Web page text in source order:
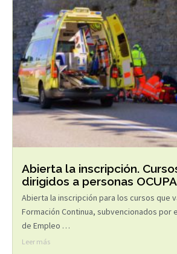
Abierta la inscripción.
dirigidos a personas
Abierta la inscripción para los cursos que
Formación Continua, subvencionados por
de Empleo …
Leer más